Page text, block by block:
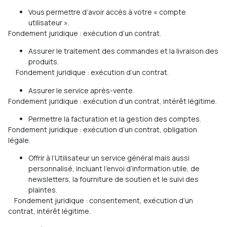
Vous permettre d’avoir accès à votre « compte
utilisateur ».
Fondement juridique : exécution d’un contrat.
Assurer le traitement des commandes et la livraison des
produits.
Fondement juridique : exécution d’un contrat.
Assurer le service après-vente.
Fondement juridique : exécution d’un contrat, intérêt légitime.
Permettre la facturation et la gestion des comptes.
Fondement juridique : exécution d’un contrat, obligation
légale.
Offrir à l’Utilisateur un service général mais aussi
personnalisé, incluant l’envoi d’information utile, de
newsletters, la fourniture de soutien et le suivi des
plaintes.
Fondement juridique : consentement, exécution d’un
contrat, intérêt légitime.